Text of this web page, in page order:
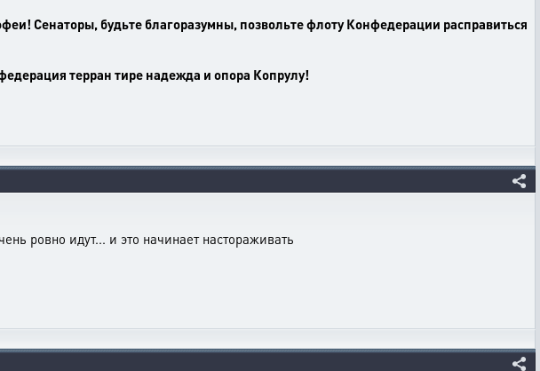
Сенаторы, будьте благоразумны, позвольте флоту Конфедерации расправиться
терран тире надежда и опора Копрулу!
ровно идут... и это начинает настораживать